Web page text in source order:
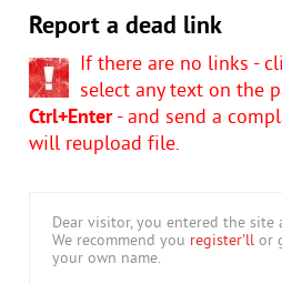
Report a dead link
If there are no links -
select any text on the
Ctrl+Enter- and send a
will reupload file.
Dear visitor, you entered the site
We recommend you register'll or
your own name.